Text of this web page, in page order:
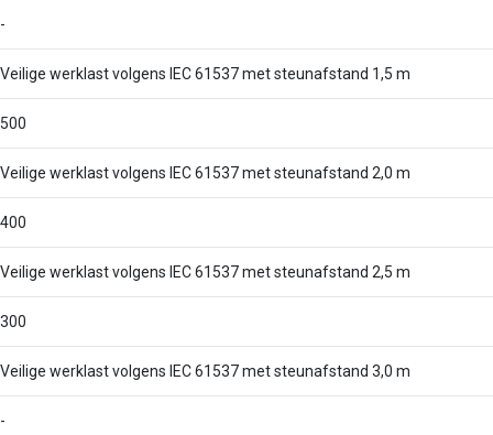
-
Veilige werklast volgens IEC 61537 met steunafstand 1,5 m
500
Veilige werklast volgens IEC 61537 met steunafstand 2,0 m
400
Veilige werklast volgens IEC 61537 met steunafstand 2,5 m
300
Veilige werklast volgens IEC 61537 met steunafstand 3,0 m
-